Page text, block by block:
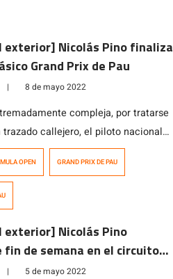
el […]
exterior] Nicolás Pino finaliza
Grand Prix de Pau
| 8 de mayo 2022
compleja, por tratarse
trazado callejero, el piloto nacional
y logró sumar importantes
mejor resultado en autos de
fórmula desde que comenzó a
[…]
OPEN GRAND PRIX DE PAU
exterior] Nicolás Pino
de semana en el circuito
| 5 de mayo 2022